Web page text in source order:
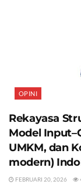
OPINI
Rekayasa
Model
UMKM, dan
modern)
FEBRUARI 20, 2026